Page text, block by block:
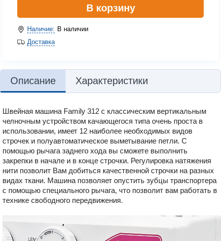
В корзину
Наличие: В наличии
Доставка
Описание Характеристики
Швейная машина Family 312 с классическим вертикальным
челночным устройством качающегося типа очень проста в
использовании, имеет 12 наиболее необходимых видов
строчек и полуавтоматическое выметывание петли. С
помощью рычага заднего хода вы сможете выполнить
закрепки в начале и в конце строчки. Регулировка натяжения
нити позволит Вам добиться качественной строчки на разных
видах ткани. Машина позволяет опустить зубцы транспортера
с помощью специального рычага, что позволит вам работать в
технике свободного передвижения.